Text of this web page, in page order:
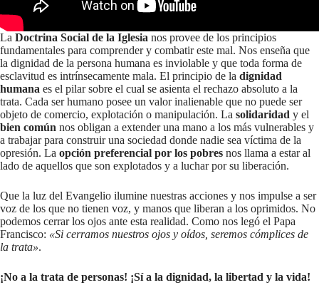
La Doctrina Social de la Iglesia nos provee de los principios
fundamentales para comprender y combatir este mal. Nos enseña que
la dignidad de la persona humana es inviolable y que toda forma de
esclavitud es intrínsecamente mala. El principio de la dignidad
humana es el pilar sobre el cual se asienta el rechazo absoluto a la
trata. Cada ser humano posee un valor inalienable que no puede ser
objeto de comercio, explotación o manipulación. La solidaridad y el
bien común nos obligan a extender una mano a los más vulnerables y
a trabajar para construir una sociedad donde nadie sea víctima de la
opresión. La opción preferencial por los pobres nos llama a estar al
lado de aquellos que son explotados y a luchar por su liberación.
Que la luz del Evangelio ilumine nuestras acciones y nos impulse a ser
voz de los que no tienen voz, y manos que liberan a los oprimidos. No
podemos cerrar los ojos ante esta realidad. Como nos legó el Papa
Francisco: «Si cerramos nuestros ojos y oídos, seremos cómplices de
la trata».
¡No a la trata de personas! ¡Sí a la dignidad, la libertad y la vida!